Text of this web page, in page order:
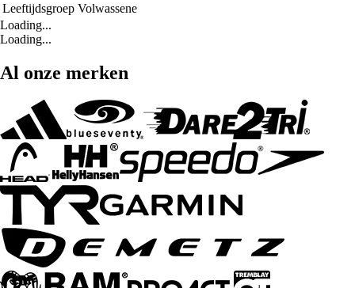
Leeftijdsgroep Volwassene
Loading...
Loading...
Al onze merken